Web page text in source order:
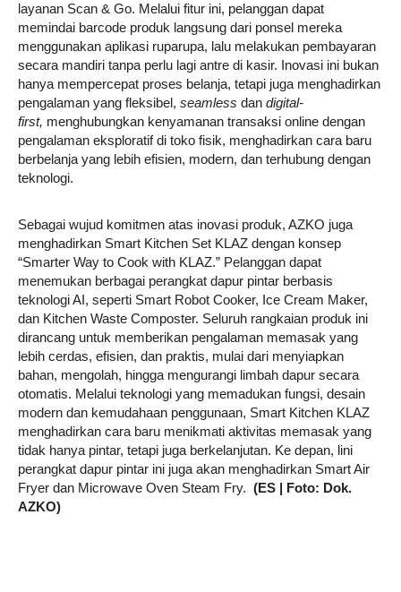
layanan Scan & Go. Melalui fitur ini, pelanggan dapat
memindai barcode produk langsung dari ponsel mereka
menggunakan aplikasi ruparupa, lalu melakukan pembayaran
secara mandiri tanpa perlu lagi antre di kasir. Inovasi ini bukan
hanya mempercepat proses belanja, tetapi juga menghadirkan
pengalaman yang fleksibel, seamless dan digital-
first, menghubungkan kenyamanan transaksi online dengan
pengalaman eksploratif di toko fisik, menghadirkan cara baru
berbelanja yang lebih efisien, modern, dan terhubung dengan
teknologi.
Sebagai wujud komitmen atas inovasi produk, AZKO juga
menghadirkan Smart Kitchen Set KLAZ dengan konsep
“Smarter Way to Cook with KLAZ.” Pelanggan dapat
menemukan berbagai perangkat dapur pintar berbasis
teknologi AI, seperti Smart Robot Cooker, Ice Cream Maker,
dan Kitchen Waste Composter. Seluruh rangkaian produk ini
dirancang untuk memberikan pengalaman memasak yang
lebih cerdas, efisien, dan praktis, mulai dari menyiapkan
bahan, mengolah, hingga mengurangi limbah dapur secara
otomatis. Melalui teknologi yang memadukan fungsi, desain
modern dan kemudahaan penggunaan, Smart Kitchen KLAZ
menghadirkan cara baru menikmati aktivitas memasak yang
tidak hanya pintar, tetapi juga berkelanjutan. Ke depan, lini
perangkat dapur pintar ini juga akan menghadirkan Smart Air
Fryer dan Microwave Oven Steam Fry. (ES | Foto: Dok.
AZKO)